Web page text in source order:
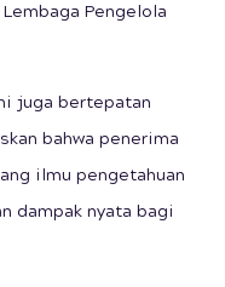
Pengelola
juga bertepatan
bahwa penerima
ilmu pengetahuan
dampak nyata bagi